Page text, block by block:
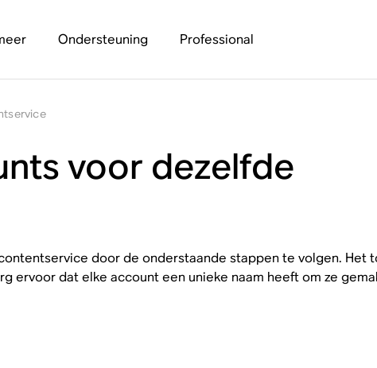
Ondersteuning Professional
voor dezelfde
door de onderstaande stappen te volgen. Het
ervoor dat elke account een unieke naam heeft om ze